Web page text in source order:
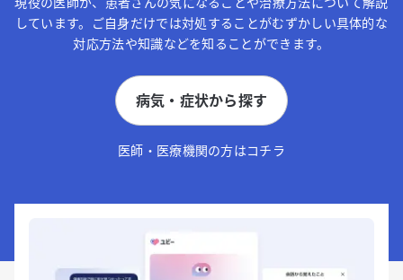
しています。ご自身だけでは対処することがむずかしい具体的な
対応方法や知識などを知ることができます。
病気・症状から探す
医師・医療機関の方はコチラ